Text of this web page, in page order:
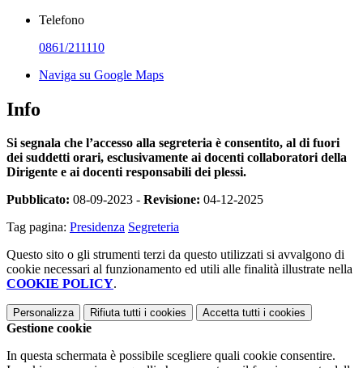
Telefono
0861/211110
Naviga su Google Maps
Info
Si segnala che l’accesso alla segreteria è consentito, al di fuori
dei suddetti orari, esclusivamente ai docenti collaboratori della
Dirigente e ai docenti responsabili dei plessi.
Pubblicato: 08-09-2023 - Revisione: 04-12-2025
Tag pagina: Presidenza Segreteria
Questo sito o gli strumenti terzi da questo utilizzati si avvalgono di
cookie necessari al funzionamento ed utili alle finalità illustrate nella
COOKIE POLICY.
Personalizza Rifiuta tutti i cookies Accetta tutti i cookies
Gestione cookie
In questa schermata è possibile scegliere quali cookie consentire.